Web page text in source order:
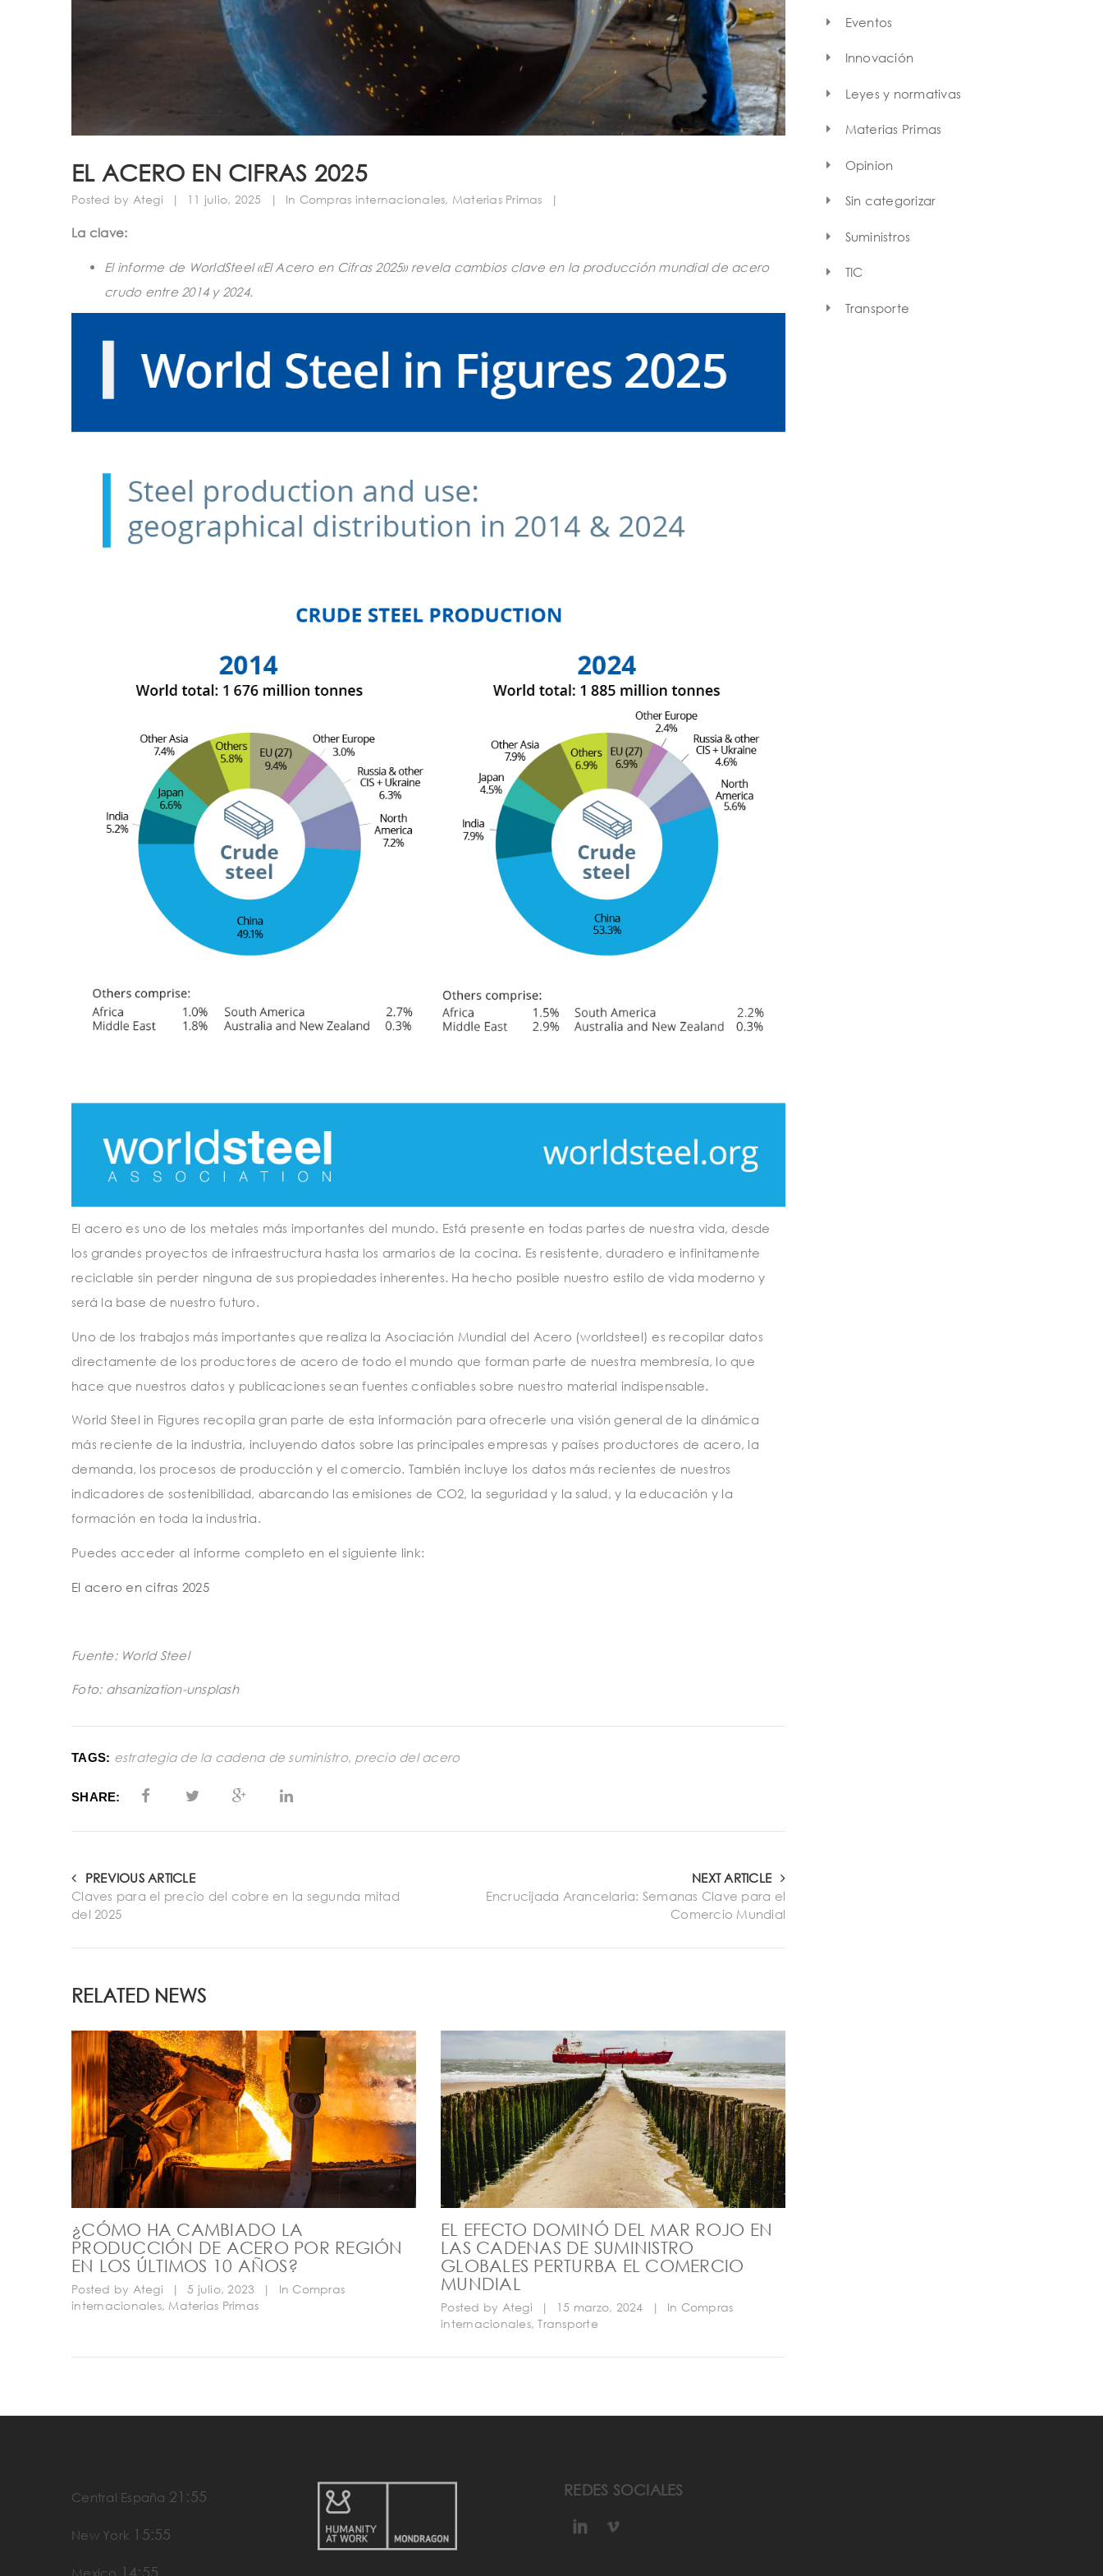
EL ACERO EN CIFRAS 2025
Posted by Ategi | 11 julio, 2025 | In Compras internacionales, Materias Primas |
La clave:
El informe de WorldSteel «El Acero en Cifras 2025» revela cambios clave en la producción mundial de acero
crudo entre 2014 y 2024.
El acero es uno de los metales más importantes del mundo. Está presente en todas partes de nuestra vida, desde
los grandes proyectos de infraestructura hasta los armarios de la cocina. Es resistente, duradero e infinitamente
reciclable sin perder ninguna de sus propiedades inherentes. Ha hecho posible nuestro estilo de vida moderno y
será la base de nuestro futuro.
Uno de los trabajos más importantes que realiza la Asociación Mundial del Acero (worldsteel) es recopilar datos
directamente de los productores de acero de todo el mundo que forman parte de nuestra membresía, lo que
hace que nuestros datos y publicaciones sean fuentes confiables sobre nuestro material indispensable.
World Steel in Figures recopila gran parte de esta información para ofrecerle una visión general de la dinámica
más reciente de la industria, incluyendo datos sobre las principales empresas y países productores de acero, la
demanda, los procesos de producción y el comercio. También incluye los datos más recientes de nuestros
indicadores de sostenibilidad, abarcando las emisiones de CO2, la seguridad y la salud, y la educación y la
formación en toda la industria.
Puedes acceder al informe completo en el siguiente link:
El acero en cifras 2025
Fuente: World Steel
Foto: ahsanization-unsplash
TAGS: estrategia de la cadena de suministro, precio del acero
SHARE:
PREVIOUS ARTICLE
Claves para el precio del cobre en la segunda mitad
del 2025
NEXT ARTICLE
Encrucijada Arancelaria: Semanas Clave para el
Comercio Mundial
RELATED NEWS
¿CÓMO HA CAMBIADO LA
PRODUCCIÓN DE ACERO POR REGIÓN
EN LOS ÚLTIMOS 10 AÑOS?
Posted by Ategi | 5 julio, 2023 | In Compras
internacionales, Materias Primas
EL EFECTO DOMINÓ DEL MAR ROJO EN
LAS CADENAS DE SUMINISTRO
GLOBALES PERTURBA EL COMERCIO
MUNDIAL
Posted by Ategi | 15 marzo, 2024 | In Compras
internacionales,Transporte
Eventos
Innovación
Leyes y normativas
Materias Primas
Opinion
Sin categorizar
Suministros
TIC
Transporte
Central España 21:55
New York 15:55
Mexico 14:55
REDES SOCIALES